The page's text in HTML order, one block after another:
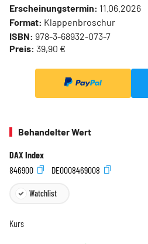
Erscheinungstermin: 11.06.2026
Format: Klappenbroschur
ISBN: 978-3-68932-073-7
Preis: 39,90 €
Behandelter Wert
DAX Index
846900
DE0008469008
Watchlist
Kurs